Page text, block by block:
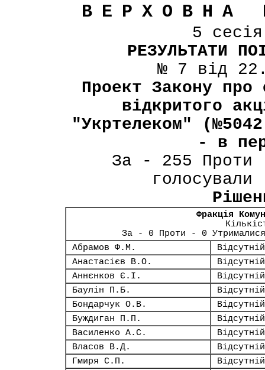
ВЕРХОВНА
5
РЕЗУЛЬТАТИ
№ 7 від
Проект Закону про
відкритого
"Укртелеком"
- в
За - 255 Проти
Фракція
За - 0 Проти - 0
Абрамов Ф.М.
Відсутній
Анастасієв В.О.
Відсутній
Аннєнков Є.І.
Відсутній
Баулін П.Б.
Відсутній
Бондарчук О.В.
Відсутній
Буждиган П.П.
Відсутній
Василенко А.С.
Відсутній
Власов В.Д.
Відсутній
Гмиря С.П.
Відсутній